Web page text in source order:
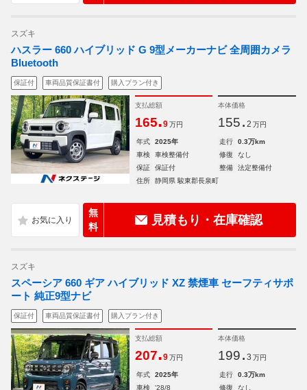
スズキ
ハスラー 660 ハイブリッド G 9型メーカーナビ 全周囲カメラ
Bluetooth
保証付 車両品質保証書付 購入プラン付き
支払総額
165.9 万円
本体価格
155. 2 万円
年式 2025年 走行
0.3万km
車検
車検整備付 修復
なし
保証
保証付 整備
法定整備付
住所
静岡県 駿東郡長泉町
無
料
見積もり・在庫確認
スズキ
スペーシア 660 ギア ハイブリッド XZ 禁煙車 セーフティサポ
ート 純正9型ナビ
保証付 車両品質保証書付 購入プラン付き
支払総額
207.9 万円
本体価格
199. 3 万円
年式 2025年 走行
0.3万km
車検
'28/8 修復
なし